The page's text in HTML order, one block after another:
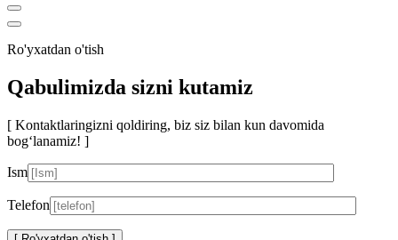
Ro'yxatdan o'tish
Qabulimizda sizni kutamiz
[ Kontaktlaringizni qoldiring, biz siz bilan kun davomida
bog‘lanamiz! ]
Ism
Telefon